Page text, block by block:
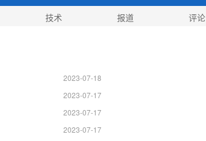
技术 报道 评论
2023-07-18
2023-07-17
2023-07-17
2023-07-17